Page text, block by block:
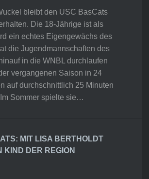
bleibt den USC BasCats
Die 18-Jährige ist als
ein echtes Eigengewächs des
die Jugendmannschaften des
in die WNBL durchlaufen
vergangenen Saison in 24
auf durchschnittlich 25 Minuten
Sommer spielte sie…
MIT LISA BERTHOLDT
KIND DER REGION